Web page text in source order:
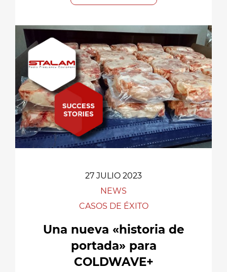
27 JULIO 2023
NEWS
CASOS DE ÉXITO
Una nueva «historia de
portada» para
COLDWAVE+